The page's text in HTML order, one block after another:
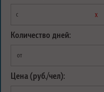
с х
Количество дней:
от
Цена (руб./чел):